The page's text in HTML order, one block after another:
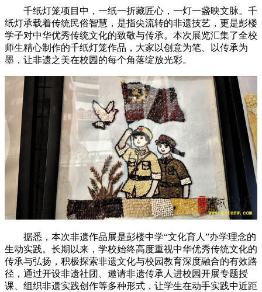
千纸灯笼项目中，一纸一折藏匠心，一灯一盏映文脉。千
纸灯承载着传统民俗智慧，是指尖流转的非遗技艺，更是彭楼
学子对中华优秀传统文化的致敬与传承。本次展览汇集了全校
师生精心制作的千纸灯笼作品，大家以创意为笔、以传承为
墨，让非遗之美在校园的每个角落绽放光彩。
据悉，本次非遗作品展是彭楼中学“文化育人”办学理念的
生动实践。长期以来，学校始终高度重视中华优秀传统文化的
传承与弘扬，积极探索非遗文化与校园教育深度融合的有效路
径，通过开设非遗社团、邀请非遗传承人进校园开展专题授
课、组织非遗实践创作等多种形式，让学生在动手实践中近距